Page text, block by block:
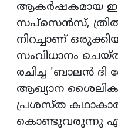
ആകര്‍ഷകമായ ഈ
സപ്സെന്‍സ്,
നിറച്ചാണ്
സംവിധാനം
രചിച്ച 'ബാലന്‍
ആഖ്യാന
പ്രശസ്ത
കൊണ്ടുവരുന്നു